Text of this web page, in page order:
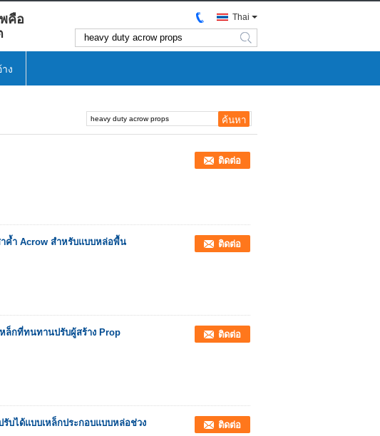
คือ
Thai
search
ง
ติดต่อ
ค้ำ Acrow สำหรับแบบหล่อพื้น
ติดต่อ
ล็กที่ทนทานปรับผู้สร้าง Prop
ติดต่อ
บได้แบบเหล็กประกอบแบบหล่อช่วง
ติดต่อ